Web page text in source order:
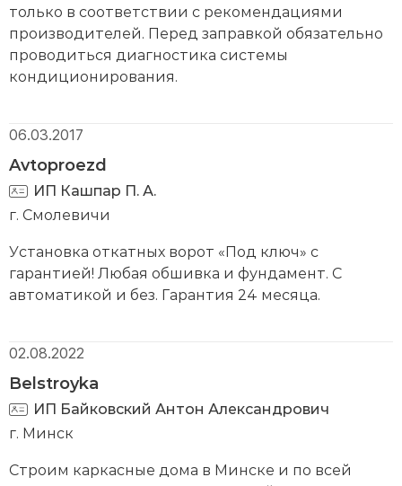
только в соответствии с рекомендациями
производителей. Перед заправкой обязательно
проводиться диагностика системы
кондиционирования.
06.03.2017
Avtoproezd
ИП Кашпар П. А.
г. Смолевичи
Установка откатных ворот «Под ключ» с
гарантией! Любая обшивка и фундамент. С
автоматикой и без. Гарантия 24 месяца.
02.08.2022
Belstroyka
ИП Байковский Антон Александрович
г. Минск
Строим каркасные дома в Минске и по всей